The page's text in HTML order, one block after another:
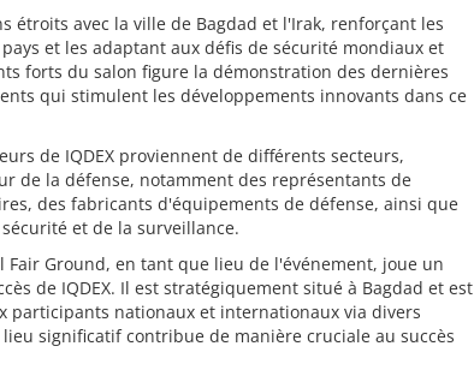
étroits avec la ville de Bagdad et l'Irak, renforçant les
et les adaptant aux défis de sécurité mondiaux et
forts du salon figure la démonstration des dernières
qui stimulent les développements innovants dans ce
de IQDEX proviennent de différents secteurs,
de la défense, notamment des représentants de
des fabricants d'équipements de défense, ainsi que
et de la surveillance.
Fair Ground, en tant que lieu de l'événement, joue un
de IQDEX. Il est stratégiquement situé à Bagdad et est
participants nationaux et internationaux via divers
significatif contribue de manière cruciale au succès